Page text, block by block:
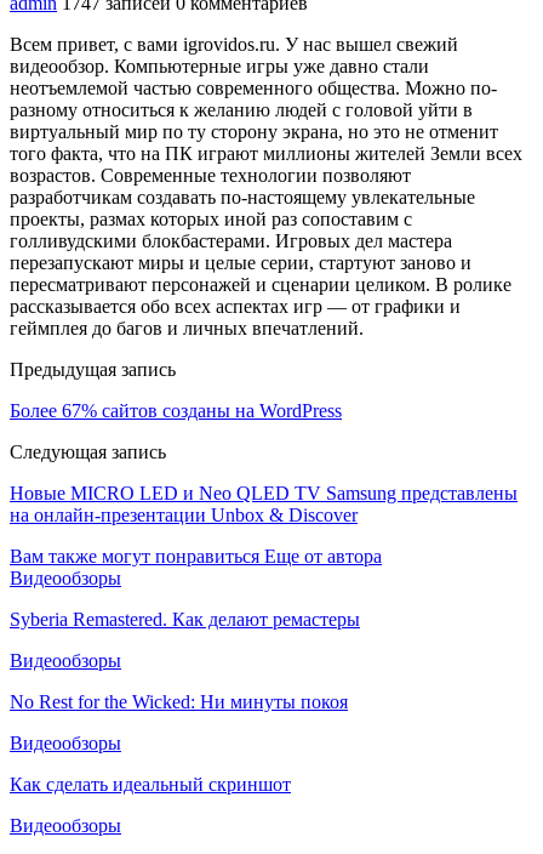
Всем привет, с вами igrovidos.ru. У нас вышел свежий
видеообзор. Компьютерные игры уже давно стали
неотъемлемой частью современного общества. Можно по-
разному относиться к желанию людей с головой уйти в
виртуальный мир по ту сторону экрана, но это не отменит
того факта, что на ПК играют миллионы жителей Земли всех
возрастов. Современные технологии позволяют
разработчикам создавать по-настоящему увлекательные
проекты, размах которых иной раз сопоставим с
голливудскими блокбастерами. Игровых дел мастера
перезапускают миры и целые серии, стартуют заново и
пересматривают персонажей и сценарии целиком. В ролике
рассказывается обо всех аспектах игр — от графики и
геймплея до багов и личных впечатлений.
Предыдущая запись
Более 67% сайтов созданы на WordPress
Следующая запись
Новые MICRO LED и Neo QLED TV Samsung представлены
на онлайн-презентации Unbox & Discover
Вам также могут понравиться Еще от автора
Видеообзоры
Syberia Remastered. Как делают ремастеры
Видеообзоры
No Rest for the Wicked: Ни минуты покоя
Видеообзоры
Как сделать идеальный скриншот
Видеообзоры